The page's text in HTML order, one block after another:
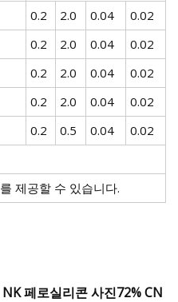
0.2 2.0 0.04
0.02
0.2 2.0 0.04
0.02
0.2 2.0 0.04
0.02
0.2 2.0 0.04
0.02
0.2 0.5 0.04
0.02
제공할 수 있습니다.
NK 페로실리콘 사진72% CN